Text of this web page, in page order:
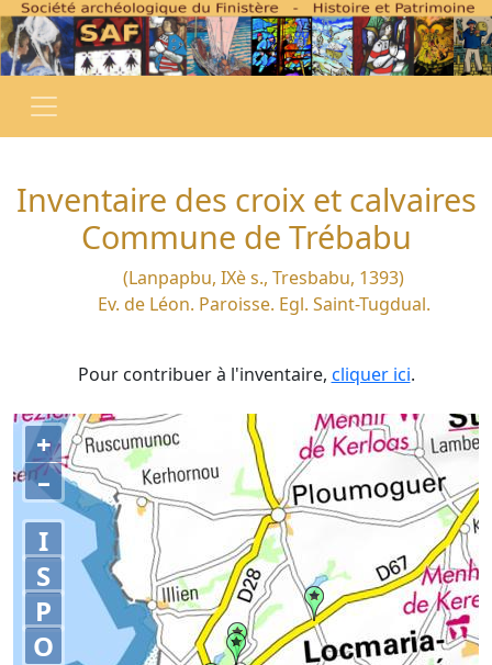
Inventaire des croix et calvaires
Commune de Trébabu
(Lanpapbu, IXè s., Tresbabu, 1393)
Ev. de Léon. Paroisse. Egl. Saint-Tugdual.
Pour contribuer à l'inventaire, cliquer ici.
+
–
I
S
P
O